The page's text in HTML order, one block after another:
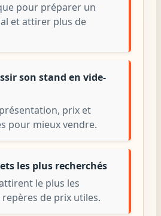
pour préparer un
et attirer plus de
son stand en vide-
prix et
pour mieux vendre.
les plus recherchés
le plus les
de prix utiles.